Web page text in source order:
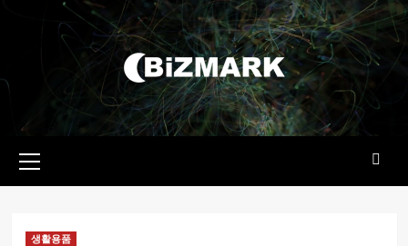
메뉴
생활용품